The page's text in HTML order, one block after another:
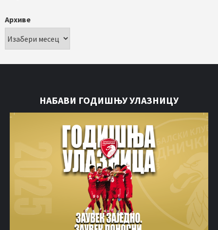
Архиве
НАБАВИ ГОДИШЊУ УЛАЗНИЦУ